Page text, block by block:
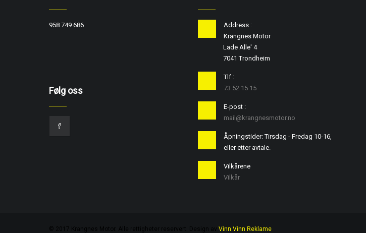
958 749 686
Følg oss
Address :
Krangnes Motor
Lade Alle' 4
7041 Trondheim
Tlf :
73 52 15 15
E-post :
mail@krangnesmotor.no
Åpningstider: Tirsdag - Fredag 10-16,
eller etter avtale.
Vilkårene
Vilkår
© 2017 Krangnes Motor. Alle rettigheter reservert. Design av Vinn Vinn Reklame